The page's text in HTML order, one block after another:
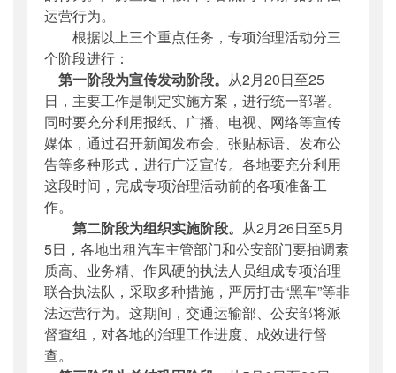
运营行为。
根据以上三个重点任务，专项治理活动分三
个阶段进行：
第一阶段为宣传发动阶段。 从2月20日至25
日，主要工作是制定实施方案，进行统一部署。
同时要充分利用报纸、广播、电视、网络等宣传
媒体，通过召开新闻发布会、张贴标语、发布公
告等多种形式，进行广泛宣传。各地要充分利用
这段时间，完成专项治理活动前的各项准备工
作。
第二阶段为组织实施阶段。 从2月26日至5月
5日，各地出租汽车主管部门和公安部门要抽调素
质高、业务精、作风硬的执法人员组成专项治理
联合执法队，采取多种措施，严厉打击“黑车”等非
法运营行为。这期间，交通运输部、公安部将派
督查组，对各地的治理工作进度、成效进行督
查。